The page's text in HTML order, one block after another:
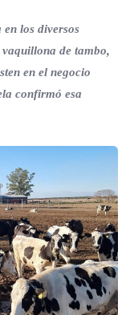
en los diversos
vaquillona de tambo,
en el negocio
confirmó esa